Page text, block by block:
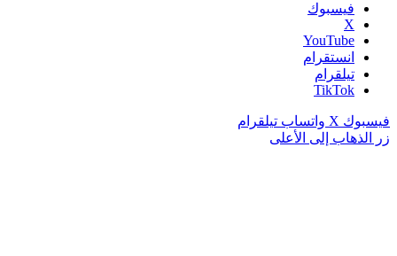
فيسبوك
‫X
‫YouTube
انستقرام
تيلقرام
‫TikTok
فيسبوك ‫X واتساب تيلقرام
زر الذهاب إلى الأعلى